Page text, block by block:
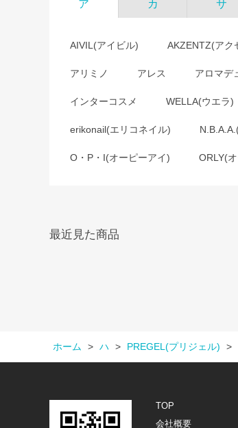
ア カ サ
AIVIL(アイビル) AKZENTZ(アク
アリミノ アレス アロマデ
インターコスメ WELLA(ウエラ)
erikonail(エリコネイル)
O・P・I(オーピーアイ) ORLY(
最近見た商品
ホーム > ハ > PREGEL(プリジェル) >
TOP
会社概要